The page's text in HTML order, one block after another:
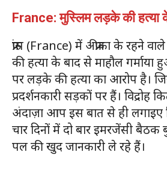
France: मुस्लिम लड़के की हत्या
फ्रांस (France) में अफ्रीका के रहने
की हत्या के बाद से माहौल गर्माया
पर लड़के की हत्या का आरोप है।
प्रदर्शनकारी सड़कों पर हैं। विद्रोह
अंदाज़ा आप इस बात से ही लगाइए कि
चार दिनों में दो बार इमरजेंसी
पल की खुद जानकारी ले रहे हैं।